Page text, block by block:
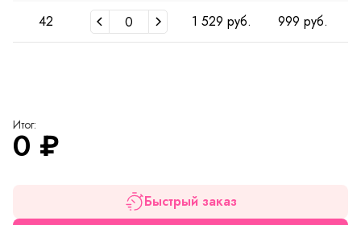
42 1 529 руб. 999 руб.
Итог:
0 ₽
Быстрый заказ